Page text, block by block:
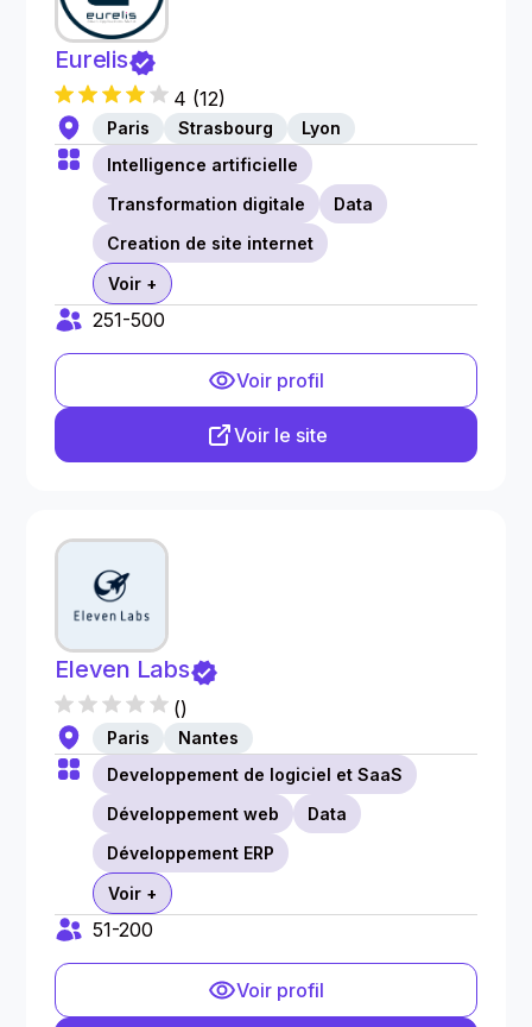
Eurelis
4 (12)
Paris Strasbourg
Lyon
Intelligence artificielle
Transformation digitale
Data
Creation de site internet
Voir +
251-500
Voir profil
Voir le site
Eleven Labs
()
Paris
Nantes
Developpement de logiciel et SaaS
Développement web
Data
Développement ERP
Voir +
51-200
Voir profil